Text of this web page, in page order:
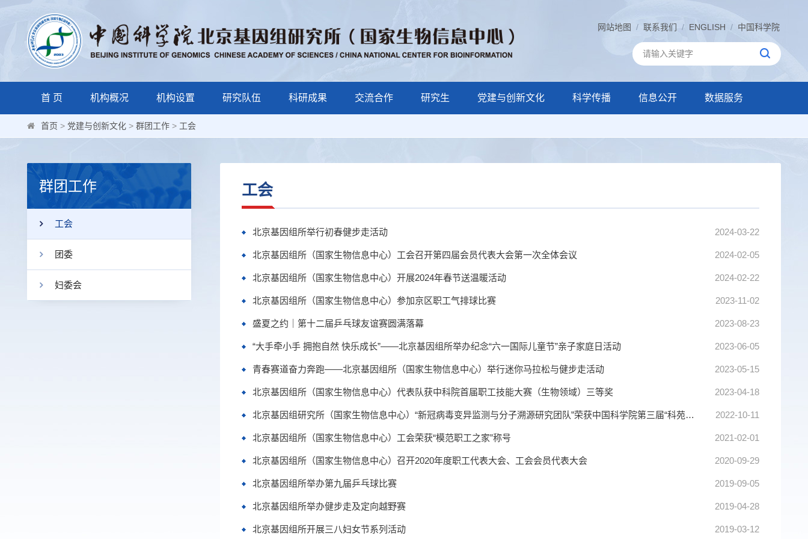
网站地图 / 联系我们 / ENGLISH / 中国科学院
首 页 机构概况 机构设置 研究队伍 科研成果 交流合作 研究生 党建与创新文化 科学传播 信息公开 数据服务
首页 > 党建与创新文化 > 群团工作 > 工会
群团工作
工会
团委
妇委会
工会
2024-03-22
北京基因组所举行初春健步走活动
2024-02-05
北京基因组所（国家生物信息中心）工会召开第四届会员代表大会第一次全体会议
2024-02-22
北京基因组所（国家生物信息中心）开展2024年春节送温暖活动
2023-11-02
北京基因组所（国家生物信息中心）参加京区职工气排球比赛
2023-08-23
盛夏之约｜第十二届乒乓球友谊赛圆满落幕
2023-06-05
“大手牵小手 拥抱自然 快乐成长”——北京基因组所举办纪念“六一国际儿童节”亲子家庭日活动
2023-05-15
青春赛道奋力奔跑——北京基因组所（国家生物信息中心）举行迷你马拉松与健步走活动
2023-04-18
北京基因组所（国家生物信息中心）代表队获中科院首届职工技能大赛（生物领域）三等奖
2022-10-11
北京基因组研究所（国家生物信息中心）“新冠病毒变异监测与分子溯源研究团队”荣获中国科学院第三届“科苑名匠”称号
2021-02-01
北京基因组所（国家生物信息中心）工会荣获“模范职工之家”称号
2020-09-29
北京基因组所（国家生物信息中心）召开2020年度职工代表大会、工会会员代表大会
2019-09-05
北京基因组所举办第九届乒乓球比赛
2019-04-28
北京基因组所举办健步走及定向越野赛
2019-03-12
北京基因组所开展三八妇女节系列活动